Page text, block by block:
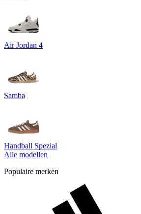
Air Jordan 4
Samba
Handball Spezial
Alle modellen
Populaire merken